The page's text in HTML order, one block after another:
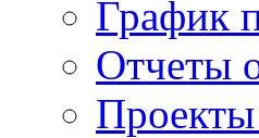
График
Отчеты